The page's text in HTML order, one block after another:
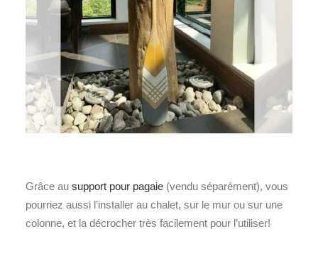
Grâce au support pour pagaie (vendu séparément), vous
pourriez aussi l’installer au chalet, sur le mur ou sur une
colonne, et la décrocher très facilement pour l’utiliser!